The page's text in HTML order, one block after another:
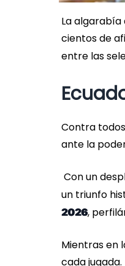
La algarabía
cientos de
entre las
Contra
ante la
Con un
un triunfo
2026,
Mientras en
cada jugada.